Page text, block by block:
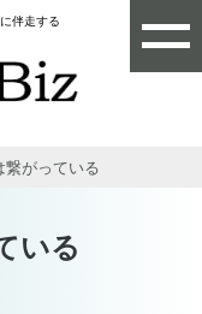
伴走する
繋がっている
いる